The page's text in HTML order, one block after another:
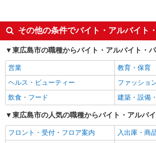
社会保険あり
その他の条件でバイト・アルバイト
東広島市の職種からバイト・アルバイト・
営業
教育・保育
ヘルス・ビューティー
ファッショ
飲食・フード
建築・設備
東広島市の人気の職種からバイト・アルバ
フロント・受付・フロア案内
入出庫・商